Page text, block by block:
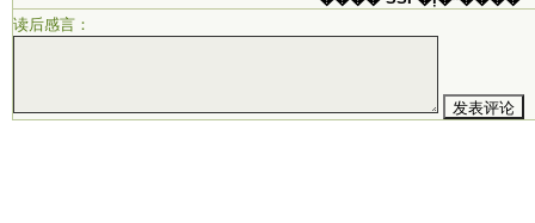
读后感言：